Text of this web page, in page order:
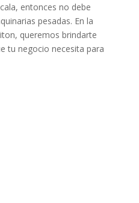
entonces no debe
pesadas. En la
queremos brindarte
tu negocio necesita para